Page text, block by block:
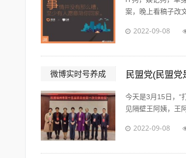
案，晚上看稿子改
2022-09-08
微博实时号养成 民盟党(民盟党
今天是3月15日，“
见隔壁王阿姨，王
2022-09-08